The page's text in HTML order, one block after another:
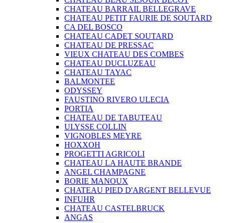
CHATEAU BARRAIL BELLEGRAVE
CHATEAU PETIT FAURIE DE SOUTARD
CA DEL BOSCO
CHATEAU CADET SOUTARD
CHATEAU DE PRESSAC
VIEUX CHATEAU DES COMBES
CHATEAU DUCLUZEAU
CHATEAU TAYAC
BALMONTEE
ODYSSEY
FAUSTINO RIVERO ULECIA
PORTIA
CHATEAU DE TABUTEAU
ULYSSE COLLIN
VIGNOBLES MEYRE
HOXXOH
PROGETTI AGRICOLI
CHATEAU LA HAUTE BRANDE
ANGEL CHAMPAGNE
BORIE MANOUX
CHATEAU PIED D'ARGENT BELLEVUE
INFUHR
CHATEAU CASTELBRUCK
ANGAS